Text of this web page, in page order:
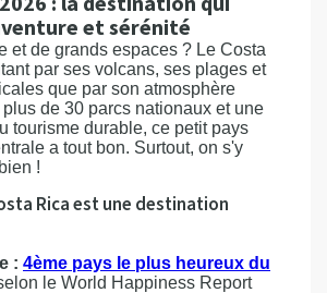
et sérénité
et de grands espaces ? Le Costa
par ses volcans, ses plages et
que par son atmosphère
de 30 parcs nationaux et une
tourisme durable, ce petit pays
a tout bon. Surtout, on s'y
!
Rica est une destination
: 4ème pays le plus heureux du
le World Happiness Report